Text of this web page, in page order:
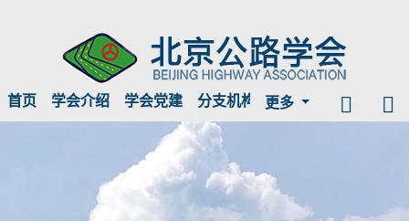
首页 学会介绍 学会党建 分支机构 临时公示 信息公开
更多